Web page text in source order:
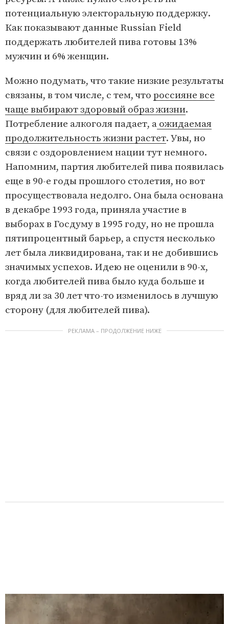
потенциальную электоральную поддержку.
Как показывают данные Russian Field
поддержать любителей пива готовы 13%
мужчин и 6% женщин.
Можно подумать, что такие низкие результаты
связаны, в том числе, с тем, что россияне все
чаще выбирают здоровый образ жизни.
Потребление алкоголя падает, а ожидаемая
продолжительность жизни растет. Увы, но
связи с оздоровлением нации тут немного.
Напомним, партия любителей пива появилась
еще в 90-е годы прошлого столетия, но вот
просуществовала недолго. Она была основана
в декабре 1993 года, приняла участие в
выборах в Госдуму в 1995 году, но не прошла
пятипроцентный барьер, а спустя несколько
лет была ликвидирована, так и не добившись
значимых успехов. Идею не оценили в 90-х,
когда любителей пива было куда больше и
вряд ли за 30 лет что-то изменилось в лучшую
сторону (для любителей пива).
РЕКЛАМА – ПРОДОЛЖЕНИЕ НИЖЕ